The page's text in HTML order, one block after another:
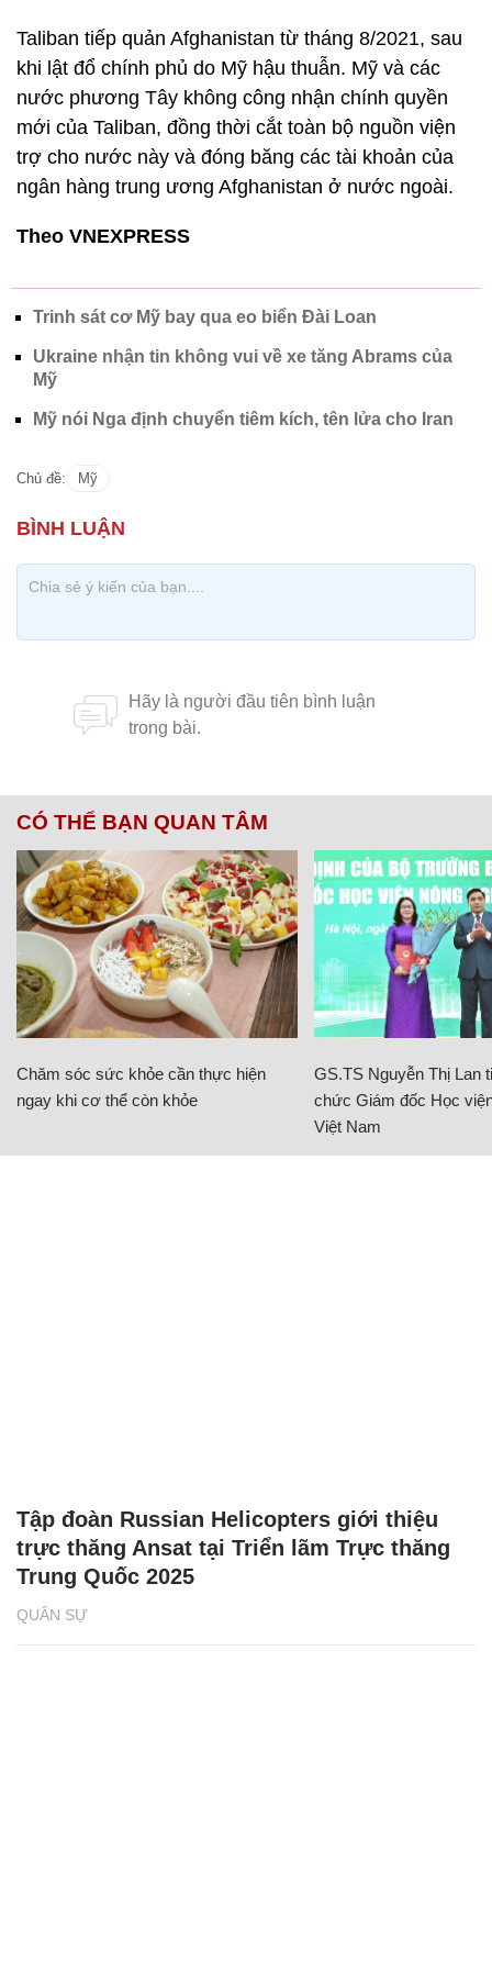
Taliban tiếp quản Afghanistan từ tháng 8/2021, sau
khi lật đổ chính phủ do Mỹ hậu thuẫn. Mỹ và các
nước phương Tây không công nhận chính quyền
mới của Taliban, đồng thời cắt toàn bộ nguồn viện
trợ cho nước này và đóng băng các tài khoản của
ngân hàng trung ương Afghanistan ở nước ngoài.
Theo VNEXPRESS
Trinh sát cơ Mỹ bay qua eo biển Đài Loan
Ukraine nhận tin không vui về xe tăng Abrams của
Mỹ
Mỹ nói Nga định chuyển tiêm kích, tên lửa cho Iran
Chủ đề: Mỹ
CÓ THỂ BẠN QUAN TÂM
Chăm sóc sức khỏe cần thực hiện
ngay khi cơ thể còn khỏe
GS.TS Nguyễn Thị Lan
chức Giám đốc Học
Việt Nam
QUÂN SỰ
Tập đoàn Russian Helicopters giới thiệu
trực thăng Ansat tại Triển lãm Trực thăng
Trung Quốc 2025